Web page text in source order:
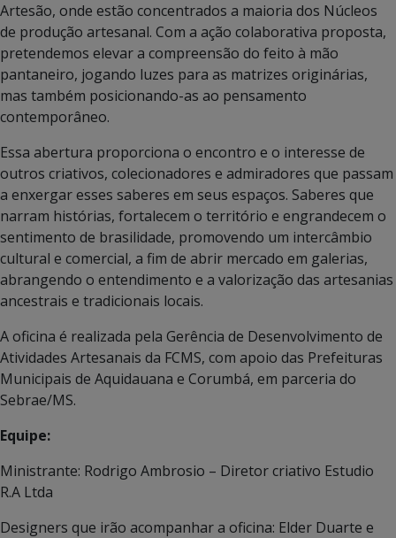
Artesão, onde estão concentrados a maioria dos Núcleos
de produção artesanal. Com a ação colaborativa proposta,
pretendemos elevar a compreensão do feito à mão
pantaneiro, jogando luzes para as matrizes originárias,
mas também posicionando-as ao pensamento
contemporâneo.
Essa abertura proporciona o encontro e o interesse de
outros criativos, colecionadores e admiradores que passam
a enxergar esses saberes em seus espaços. Saberes que
narram histórias, fortalecem o território e engrandecem o
sentimento de brasilidade, promovendo um intercâmbio
cultural e comercial, a fim de abrir mercado em galerias,
abrangendo o entendimento e a valorização das artesanias
ancestrais e tradicionais locais.
A oficina é realizada pela Gerência de Desenvolvimento de
Atividades Artesanais da FCMS, com apoio das Prefeituras
Municipais de Aquidauana e Corumbá, em parceria do
Sebrae/MS.
Equipe:
Ministrante: Rodrigo Ambrosio – Diretor criativo Estudio
R.A Ltda
Designers que irão acompanhar a oficina: Elder Duarte e